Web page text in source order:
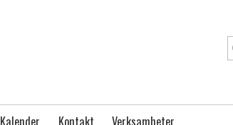
Kalender Kontakt Verksamheter